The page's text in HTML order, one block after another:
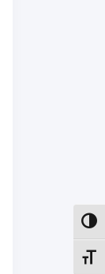
حالت کنتراست بالا
تنظیم اندازهٔ فونت